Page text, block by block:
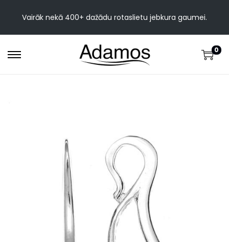
Vairāk nekā 400+ dažādu rotaslietu jebkura gaumei.
0